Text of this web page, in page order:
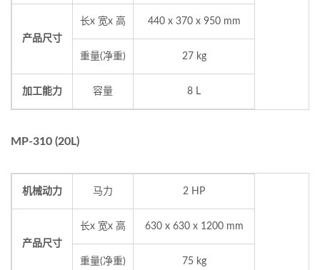
产品尺寸
长x 宽x 高 440 x 370 x 950 mm
重量(净重) 27 kg
加工能力 容量 8 L
MP-310 (20L)
机械动力 马力 2 HP
产品尺寸
长x 宽x 高 630 x 630 x 1200 mm
重量(净重) 75 kg